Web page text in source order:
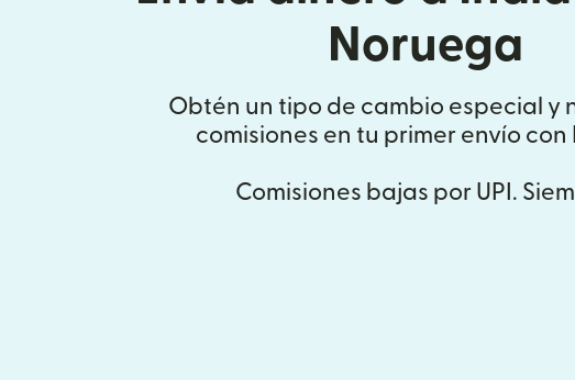
Noruega
Obtén un tipo de cambio especial y
comisiones en tu primer envío con
Comisiones bajas por UPI.